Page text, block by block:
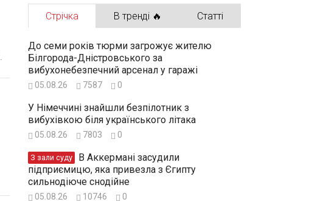
Стрічка В тренді 🔥 Статті
До семи років тюрми загрожує жителю
Білгорода-Дністровського за
вибухонебезпечний арсенал у гаражі
05.08.26 7587 0
У Німеччині знайшли безпілотник з
вибухівкою біля українського літака
05.08.26 7803 0
З зали суду
підприємицю, яка привезла з Єгипту
сильнодіюче снодійне
05.08.26 10746 0